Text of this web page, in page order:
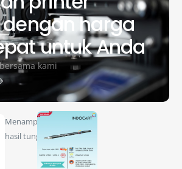
harga
untuk Anda
kami
Menampilkan
hasil tunggal